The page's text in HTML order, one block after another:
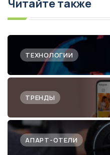
Читайте также
ТЕХНОЛОГИИ
ТРЕНДЫ
АПАРТ-ОТЕЛИ